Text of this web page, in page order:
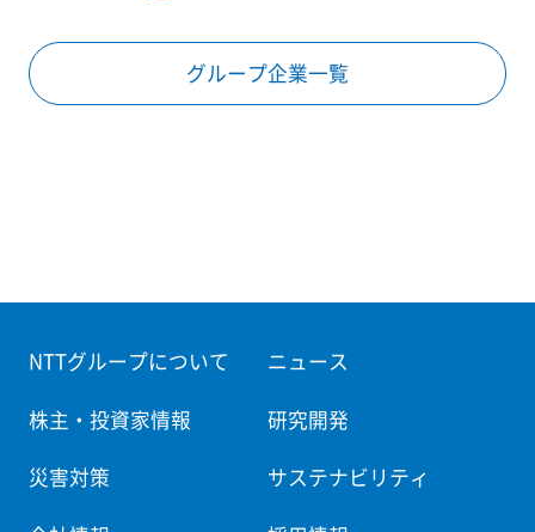
グループ企業一覧
NTTグループについて ニュース
株主・投資家情報 研究開発
災害対策 サステナビリティ